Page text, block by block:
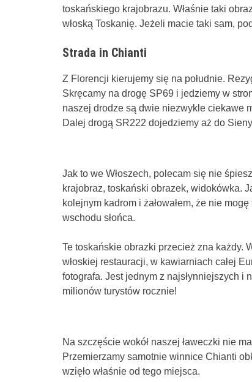
toskańskiego krajobrazu. Właśnie taki
włoską Toskanię. Jeżeli macie taki sam,
Strada in Chianti
Z Florencji kierujemy się na południe.
Skręcamy na drogę SP69 i jedziemy w
naszej drodze są dwie niezwykle ciekawe
Dalej drogą SR222 dojedziemy aż do
Jak to we Włoszech, polecam się nie
krajobraz, toskański obrazek, widokówka.
kolejnym kadrom i żałowałem, że nie
wschodu słońca.
Te toskańskie obrazki przecież zna każdy.
włoskiej restauracji, w kawiarniach całej
fotografa. Jest jednym z najsłynniejszych i
milionów turystów rocznie!
Na szczęście wokół naszej ławeczki nie
Przemierzamy samotnie winnice Chianti
wzięło właśnie od tego miejsca.